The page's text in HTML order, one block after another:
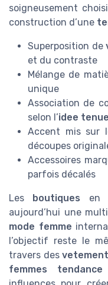
soigneusement
construction d’une
Superposition de
et du contraste
Mélange de
unique
Association de
selon l’idee tenue
Accent mis sur
découpes
Accessoires
parfois décalés
Les boutiques en
aujourd’hui une
mode femme
l’objectif reste le
travers des
femmes tendance